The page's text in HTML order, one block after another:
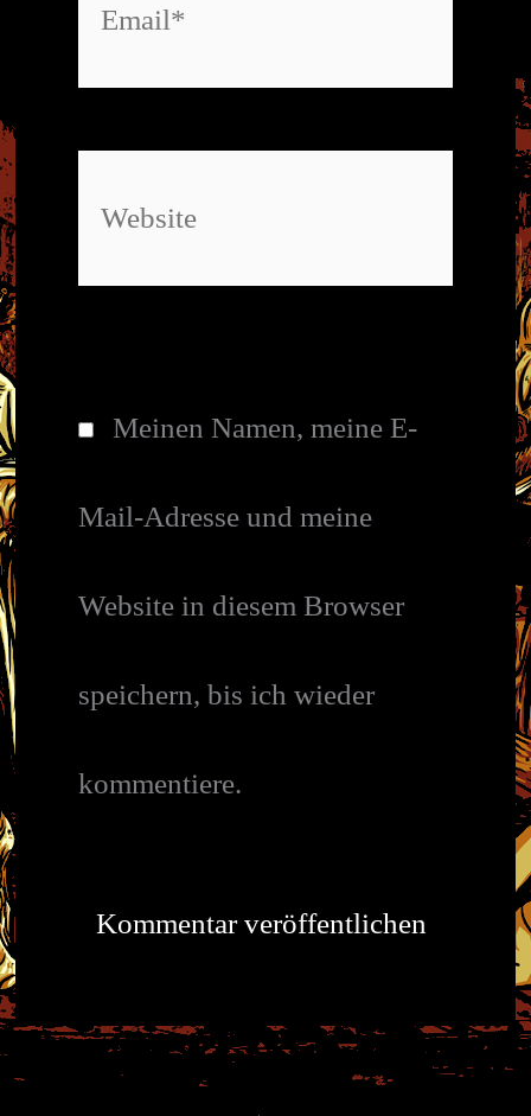
Meinen Namen, meine E-
Mail-Adresse und meine
Website in diesem Browser
speichern, bis ich wieder
kommentiere.